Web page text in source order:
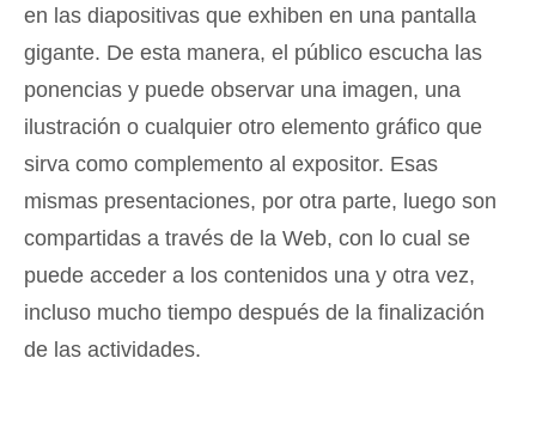
en las diapositivas que exhiben en una pantalla
gigante. De esta manera, el público escucha las
ponencias y puede observar una imagen, una
ilustración o cualquier otro elemento gráfico que
sirva como complemento al expositor. Esas
mismas presentaciones, por otra parte, luego son
compartidas a través de la Web, con lo cual se
puede acceder a los contenidos una y otra vez,
incluso mucho tiempo después de la finalización
de las actividades.